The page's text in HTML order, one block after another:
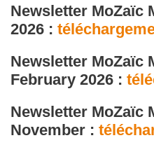
Newsletter MoZaïc
2026 :
Newsletter MoZaïc
February 2026 :
Newsletter MoZaïc
November :